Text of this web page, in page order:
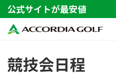
公式サイトが最安値
競技会日程